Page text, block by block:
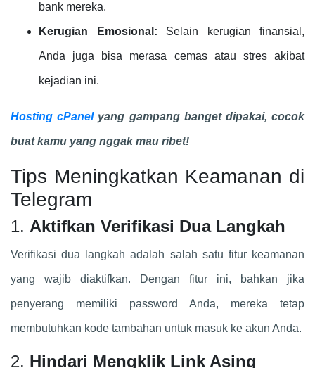
bank mereka.
Kerugian Emosional: Selain kerugian finansial,
Anda juga bisa merasa cemas atau stres akibat
kejadian ini.
Hosting cPanelyang gampang banget dipakai, cocok
buat kamu yang nggak mau ribet!
Tips Meningkatkan Keamanan di
Telegram
1. Aktifkan Verifikasi Dua Langkah
Verifikasi dua langkah adalah salah satu fitur keamanan
yang wajib diaktifkan. Dengan fitur ini, bahkan jika
penyerang memiliki password Anda, mereka tetap
membutuhkan kode tambahan untuk masuk ke akun Anda.
2. Hindari Mengklik Link Asing